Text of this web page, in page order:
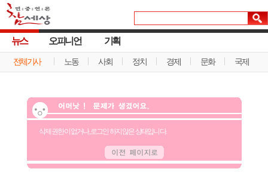
뉴스
전체기사 노동 사회 정치 경제 문화 국제
오피니언 기획
삭제 권한이 없거나, 로그인 하지 않은 상태입니다.